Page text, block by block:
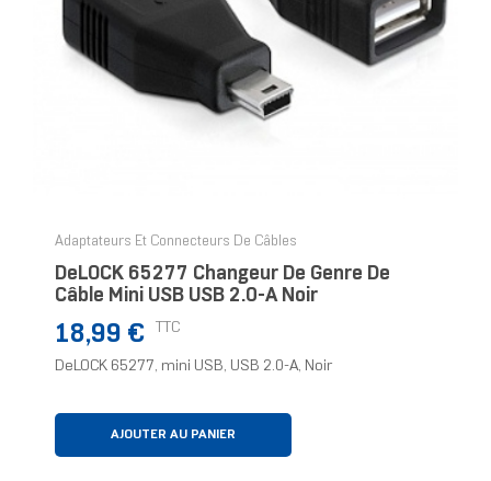
Adaptateurs Et Connecteurs De Câbles
DeLOCK 65277 Changeur De Genre De
Câble Mini USB USB 2.0-A Noir
Prix
18,99 € TTC
DeLOCK 65277, mini USB, USB 2.0-A, Noir
AJOUTER AU PANIER